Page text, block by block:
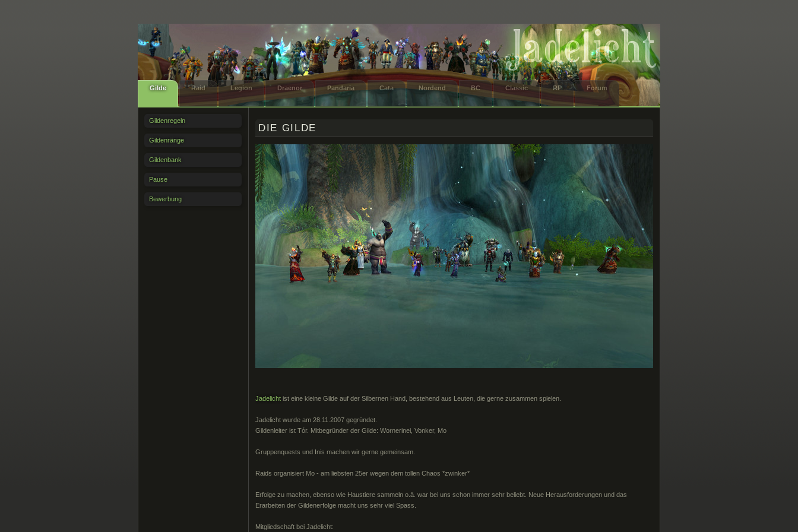
Gilde Raid Legion Draenor Pandaria Cata Nordend BC Classic RP Forum
Gildenregeln
Gildenränge
Gildenbank
Pause
Bewerbung
DIE GILDE
Jadelicht ist eine kleine Gilde auf der Silbernen Hand, bestehend aus Leuten, die gerne zusammen spielen.
Jadelicht wurde am 28.11.2007 gegründet.
Gildenleiter ist Tór. Mitbegründer der Gilde: Wornerinei, Vonker, Mo
Gruppenquests und Inis machen wir gerne gemeinsam.
Raids organisiert Mo - am liebsten 25er wegen dem tollen Chaos *zwinker*
Erfolge zu machen, ebenso wie Haustiere sammeln o.ä. war bei uns schon immer sehr beliebt. Neue Herausforderungen und das
Erarbeiten der Gildenerfolge macht uns sehr viel Spass.
Mitgliedschaft bei Jadelicht: